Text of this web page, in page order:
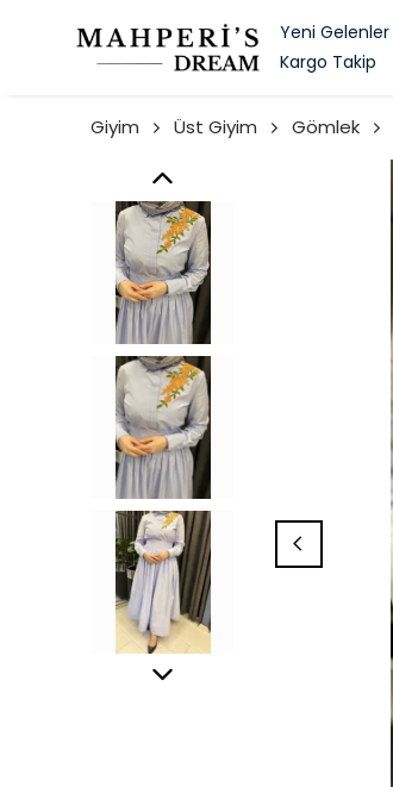
Yeni Gelenler
Kargo Takip
Giyim Üst Giyim Gömlek